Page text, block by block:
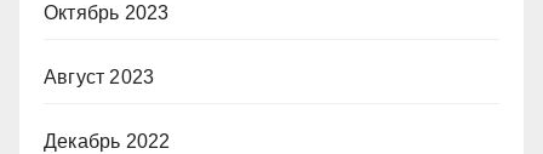
Октябрь 2023
Август 2023
Декабрь 2022